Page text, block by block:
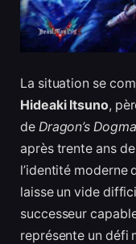
La situation se
Hideaki Itsuno,
de Dragon’s
après trente ans
l’identité moderne
laisse un vide
successeur
représente un défi